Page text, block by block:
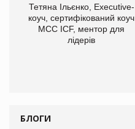
Тетяна Ільєнко, Executive-
коуч, сертифікований коуч
МСС ICF, ментор для
лідерів
БЛОГИ